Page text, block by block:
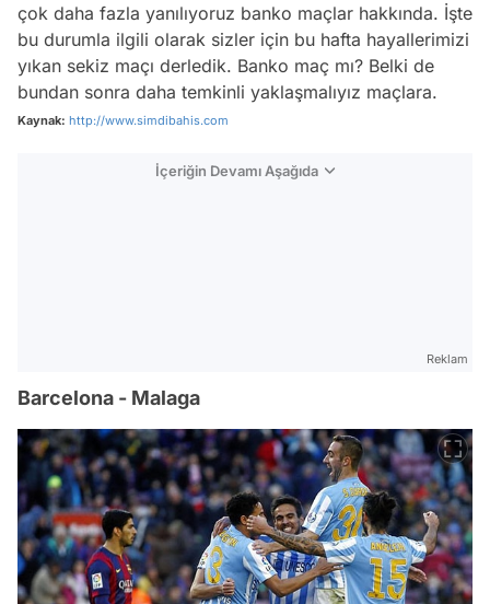
çok daha fazla yanılıyoruz banko maçlar hakkında. İşte
bu durumla ilgili olarak sizler için bu hafta hayallerimizi
yıkan sekiz maçı derledik. Banko maç mı? Belki de
bundan sonra daha temkinli yaklaşmalıyız maçlara.
Kaynak: http://www.simdibahis.com
İçeriğin Devamı Aşağıda
Reklam
Barcelona - Malaga